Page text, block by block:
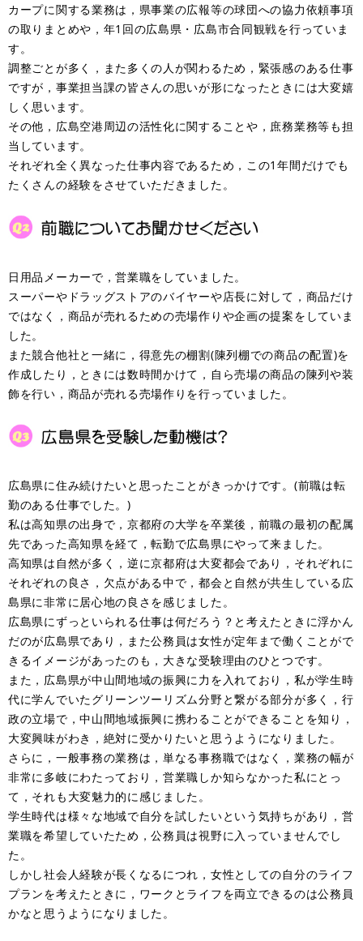
カープに関する業務は，県事業の広報等の球団への協力依頼事項
の取りまとめや，年1回の広島県・広島市合同観戦を行っていま
す。
調整ごとが多く，また多くの人が関わるため，緊張感のある仕事
ですが，事業担当課の皆さんの思いが形になったときには大変嬉
しく思います。
その他，広島空港周辺の活性化に関することや，庶務業務等も担
当しています。
それぞれ全く異なった仕事内容であるため，この1年間だけでも
たくさんの経験をさせていただきました。
日用品メーカーで，営業職をしていました。
スーパーやドラッグストアのバイヤーや店長に対して，商品だけ
ではなく，商品が売れるための売場作りや企画の提案をしていま
した。
また競合他社と一緒に，得意先の棚割(陳列棚での商品の配置)を
作成したり，ときには数時間かけて，自ら売場の商品の陳列や装
飾を行い，商品が売れる売場作りを行っていました。
広島県に住み続けたいと思ったことがきっかけです。(前職は転
勤のある仕事でした。)
私は高知県の出身で，京都府の大学を卒業後，前職の最初の配属
先であった高知県を経て，転勤で広島県にやって来ました。
高知県は自然が多く，逆に京都府は大変都会であり，それぞれに
それぞれの良さ，欠点がある中で，都会と自然が共生している広
島県に非常に居心地の良さを感じました。
広島県にずっといられる仕事は何だろう？と考えたときに浮かん
だのが広島県であり，また公務員は女性が定年まで働くことがで
きるイメージがあったのも，大きな受験理由のひとつです。
また，広島県が中山間地域の振興に力を入れており，私が学生時
代に学んでいたグリーンツーリズム分野と繋がる部分が多く，行
政の立場で，中山間地域振興に携わることができることを知り，
大変興味がわき，絶対に受かりたいと思うようになりました。
さらに，一般事務の業務は，単なる事務職ではなく，業務の幅が
非常に多岐にわたっており，営業職しか知らなかった私にとっ
て，それも大変魅力的に感じました。
学生時代は様々な地域で自分を試したいという気持ちがあり，営
業職を希望していたため，公務員は視野に入っていませんでし
た。
しかし社会人経験が長くなるにつれ，女性としての自分のライフ
プランを考えたときに，ワークとライフを両立できるのは公務員
かなと思うようになりました。